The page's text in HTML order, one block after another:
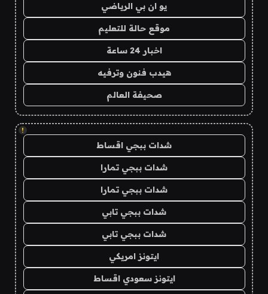
يو ان بي الرياضي
موقع حالة للتعليم
اخبار 24 ساعة
هيدب فنون وترفيه
صحيفة العالم
!
شدات ببجي اقساط
شدات ببجي تمارا
شدات ببجي تمارا
شدات ببجي تابي
شدات ببجي تابي
ايتونز امريكي
ايتونز سعودي اقساط